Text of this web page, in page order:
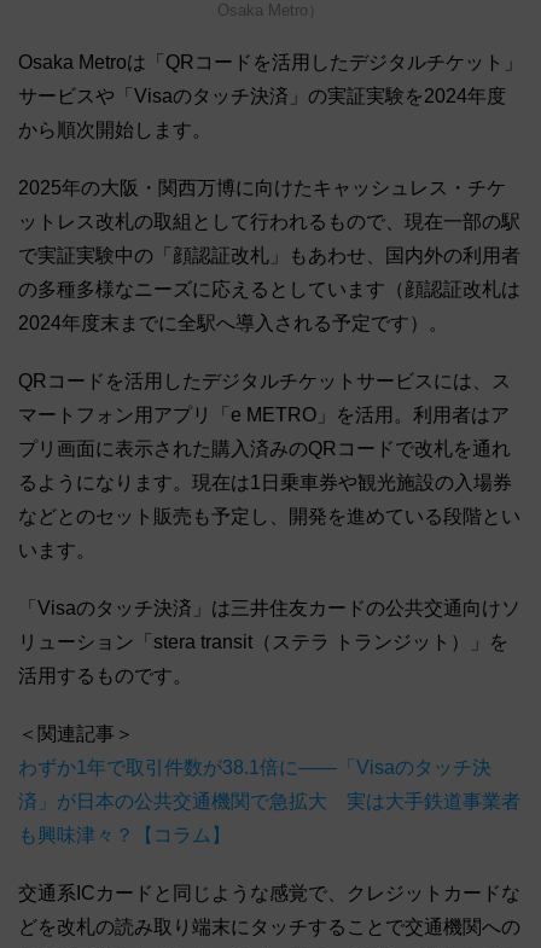
Osaka Metro）
Osaka Metroは「QRコードを活用したデジタルチケット」
サービスや「Visaのタッチ決済」の実証実験を2024年度
から順次開始します。
2025年の大阪・関西万博に向けたキャッシュレス・チケ
ットレス改札の取組として行われるもので、現在一部の駅
で実証実験中の「顔認証改札」もあわせ、国内外の利用者
の多種多様なニーズに応えるとしています（顔認証改札は
2024年度末までに全駅へ導入される予定です）。
QRコードを活用したデジタルチケットサービスには、ス
マートフォン用アプリ「e METRO」を活用。利用者はア
プリ画面に表示された購入済みのQRコードで改札を通れ
るようになります。現在は1日乗車券や観光施設の入場券
などとのセット販売も予定し、開発を進めている段階とい
います。
「Visaのタッチ決済」は三井住友カードの公共交通向けソ
リューション「stera transit（ステラ トランジット）」を
活用するものです。
＜関連記事＞
わずか1年で取引件数が38.1倍に――「Visaのタッチ決
済」が日本の公共交通機関で急拡大 実は大手鉄道事業者
も興味津々？【コラム】
交通系ICカードと同じような感覚で、クレジットカードな
どを改札の読み取り端末にタッチすることで交通機関への